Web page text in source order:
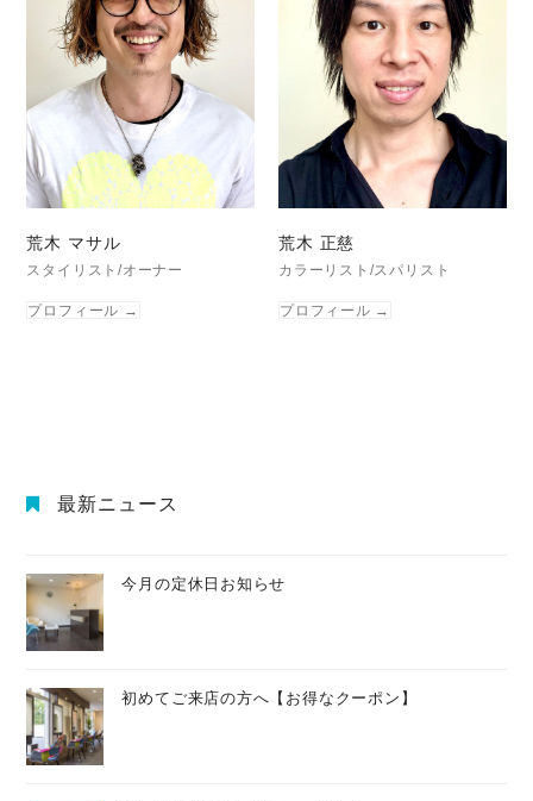
荒木 マサル
スタイリスト/オーナー
プロフィール →
荒木 正慈
カラーリスト/スパリスト
プロフィール →
最新ニュース
今月の定休日お知らせ
初めてご来店の方へ【お得なクーポン】